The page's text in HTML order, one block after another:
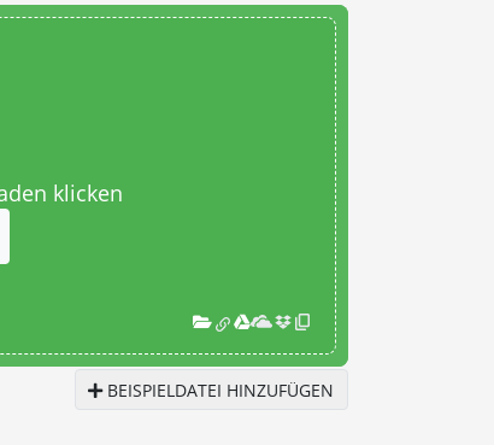
klicken
BEISPIELDATEI HINZUFÜGEN